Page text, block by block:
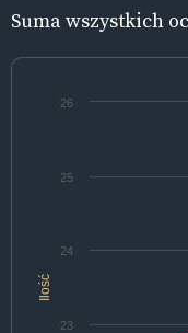
Suma wszystkich
Ilość
23
24
25
26